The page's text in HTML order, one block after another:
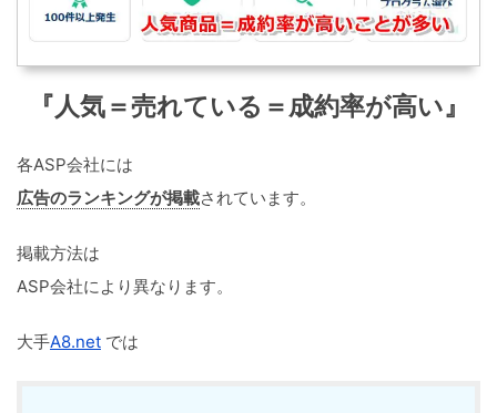
『人気＝売れている＝成約率が高い』
各ASP会社には
広告のランキングが掲載されています。
掲載方法は
ASP会社により異なります。
大手A8.net では